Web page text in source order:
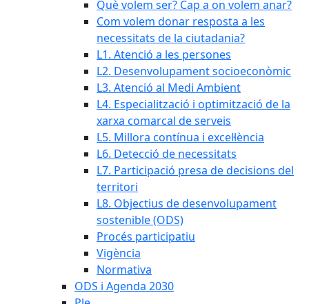
Què volem ser? Cap a on volem anar?
Com volem donar resposta a les
necessitats de la ciutadania?
L1. Atenció a les persones
L2. Desenvolupament socioeconòmic
L3. Atenció al Medi Ambient
L4. Especialització i optimització de la
xarxa comarcal de serveis
L5. Millora contínua i excel·lència
L6. Detecció de necessitats
L7. Participació presa de decisions del
territori
L8. Objectius de desenvolupament
sostenible (ODS)
Procés participatiu
Vigència
Normativa
ODS i Agenda 2030